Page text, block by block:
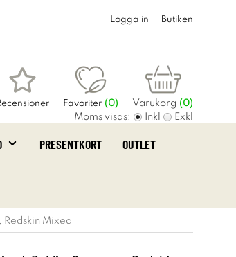
Logga in Butiken
Favoriter (0) Varukorg (0)
Moms visas: Inkl Exkl
PRESENTKORT OUTLET
Mixed